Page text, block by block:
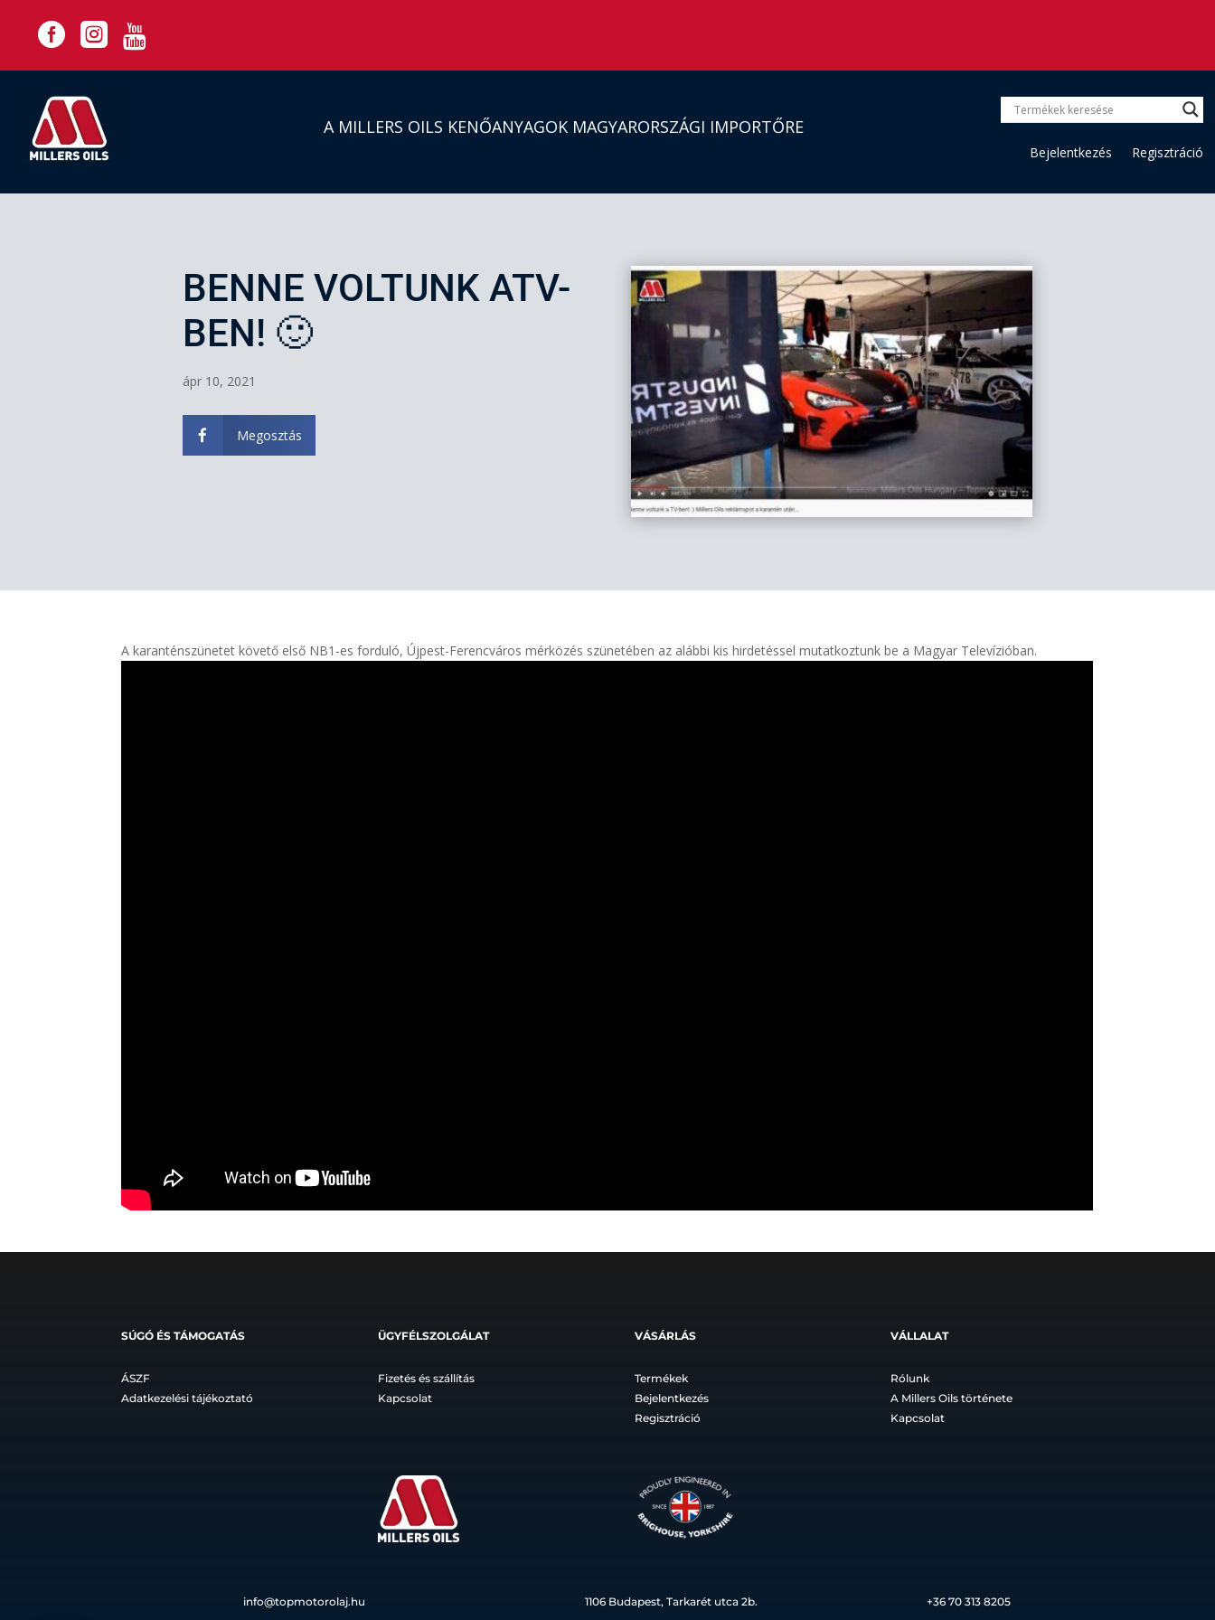
  
A MILLERS OILS KENŐANYAGOK MAGYARORSZÁGI IMPORTŐRE
Bejelentkezés Regisztráció
BENNE VOLTUNK ATV-
BEN! 🙂
ápr 10, 2021
 Megosztás
A karanténszünetet követő első NB1-es forduló, Újpest-Ferencváros mérközés szünetében az alábbi kis hirdetéssel mutatkoztunk be a Magyar Televízióban.
SÚGÓ ÉS TÁMOGATÁS ÜGYFÉLSZOLGÁLAT VÁSÁRLÁS VÁLLALAT
ÁSZF
Adatkezelési tájékoztató
Fizetés és szállítás
Kapcsolat
Termékek
Bejelentkezés
Regisztráció
Rólunk
A Millers Oils története
Kapcsolat
info@topmotorolaj.hu 1106 Budapest, Tarkarét utca 2b. +36 70 313 8205